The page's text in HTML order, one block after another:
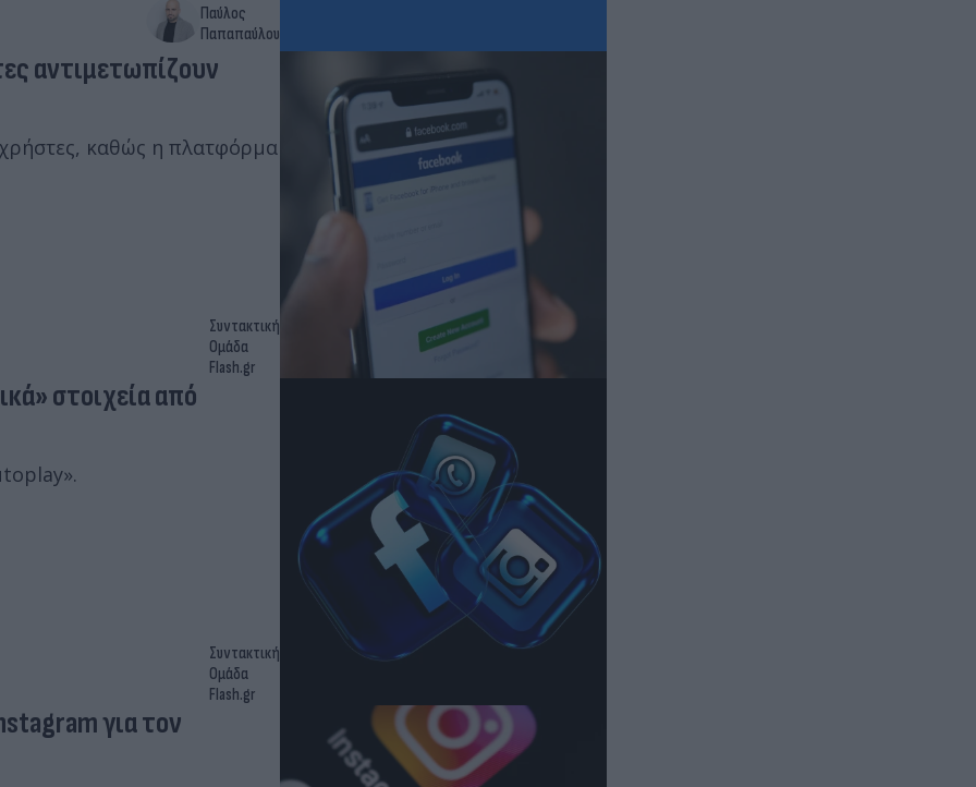
Παύλος
Παπαπαύλου
αντιμετωπίζουν
καθώς η πλατφόρμα
Συντακτική
Ομάδα
Flash.gr
στοιχεία από
scroll» και το «autoplay».
Συντακτική
Ομάδα
Flash.gr
για τον